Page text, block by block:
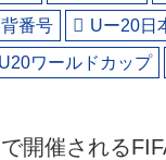
背番号 Uー20日
U20ワールドカップ
開催される